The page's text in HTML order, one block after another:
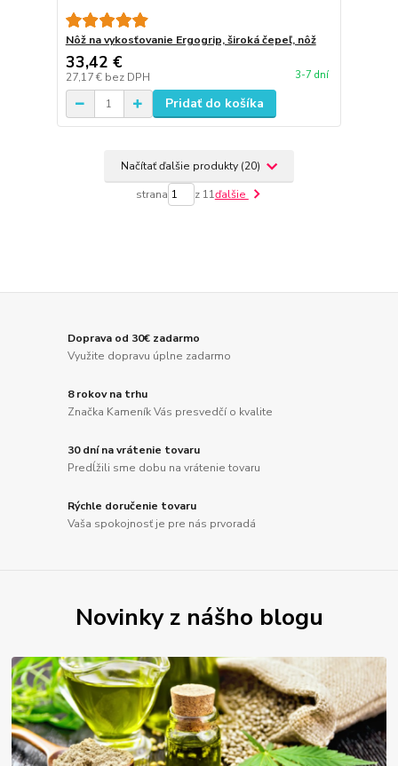
Nôž na vykosťovanie Ergogrip, široká čepeľ, nôž
33,42 €
27,17 € bez DPH 3-7 dní
Pridať do košíka
Načítať ďalšie produkty (20)
strana z 11ďalšie
Doprava od 30€ zadarmo
Využite dopravu úplne zadarmo
8 rokov na trhu
Značka Kameník Vás presvedčí o kvalite
30 dní na vrátenie tovaru
Predĺžili sme dobu na vrátenie tovaru
Rýchle doručenie tovaru
Vaša spokojnosť je pre nás prvoradá
Novinky z nášho blogu